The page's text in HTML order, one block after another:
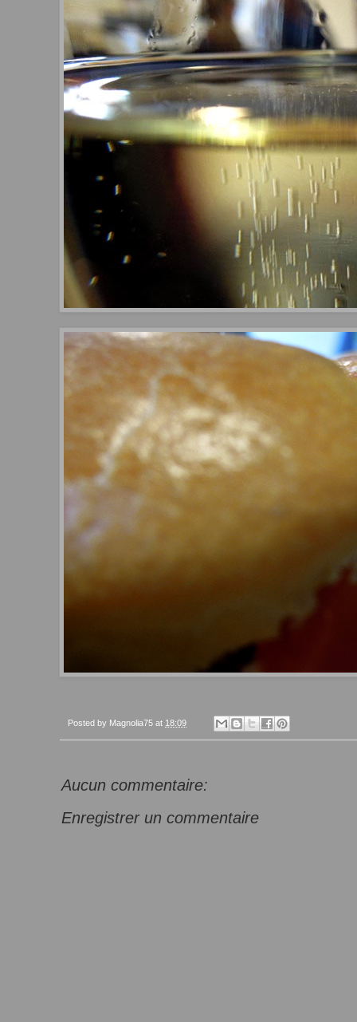
Posted by Magnolia75 at 18:09
Aucun commentaire:
Enregistrer un commentaire